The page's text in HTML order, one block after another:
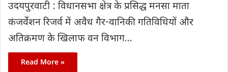
उदयपुरवाटी : विधानसभा क्षेत्र के प्रसिद्ध मनसा माता
कंजर्वेशन रिजर्व में अवैध गैर-वानिकी गतिविधियों और
अतिक्रमण के खिलाफ वन विभाग…
Read More »